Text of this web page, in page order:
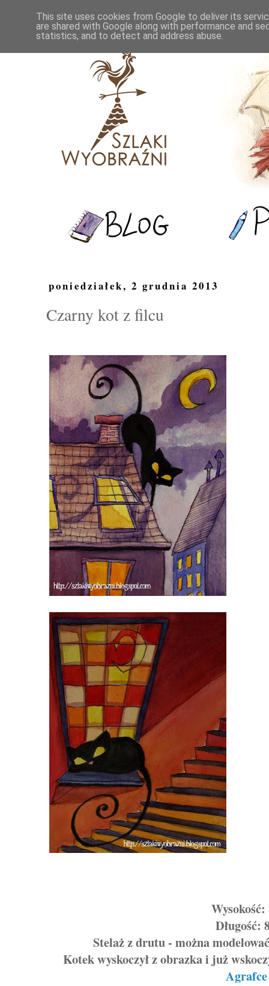
poniedziałek, 2 grudnia 2013
Czarny kot z filcu
Długość:
Stelaż z drutu - można
Kotek wyskoczył z obrazka i już
Agrafce
This site uses cookies from Google to deliver its
are shared with Google along with performance and
statistics, and to detect and address abuse.